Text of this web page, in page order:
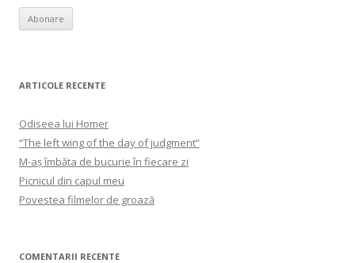
ARTICOLE RECENTE
Odiseea lui Homer
“The left wing of the day of judgment”
M-aș îmbăta de bucurie în fiecare zi
Picnicul din capul meu
Povestea filmelor de groază
COMENTARII RECENTE